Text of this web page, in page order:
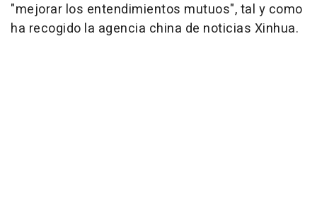
"mejorar los entendimientos mutuos", tal y como
ha recogido la agencia china de noticias Xinhua.